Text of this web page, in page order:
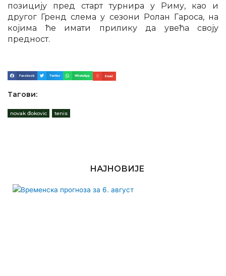
позицију пред старт турнира у Риму, као и
другог Гренд слема у сезони Ролан Гароса, на
којима ће имати прилику да увећа своју
предност.
Facebook Twitter WhatsApp Email
Тагови:
novak đokovic tenis
НАЈНОВИЈЕ